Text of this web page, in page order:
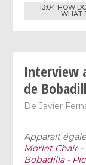
13:04 HOW
WHAT
Interview
de
DeJavier
Apparaît
Morlet Chair -
Bobadilla -